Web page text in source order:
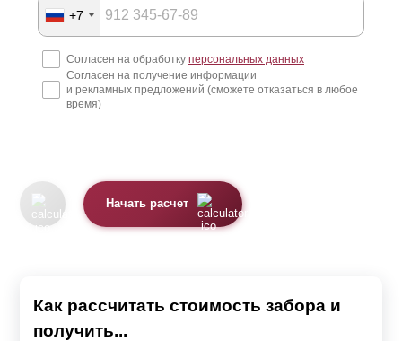
+7
Согласен на обработку персональных данных
Согласен на получение информации
и рекламных предложений (сможете отказаться в любое
время)
Начать расчет
Как рассчитать стоимость забора и
получить...